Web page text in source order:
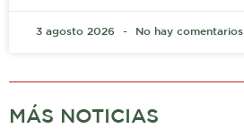
3 agosto 2026 No hay comentarios
MÁS NOTICIAS